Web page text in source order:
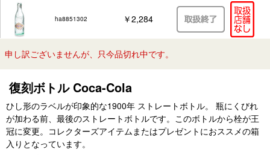
ha8851302 ￥2,284
申し訳ございませんが、只今品切れ中です。
復刻ボトル Coca-Cola
ひし形のラベルが印象的な1900年 ストレートボトル。 瓶にくびれ
が加わる前、最後のストレートボトルです。このボトルから栓が王
冠に変更。コレクターズアイテムまたはプレゼントにおススメの箱
入りとなっています。